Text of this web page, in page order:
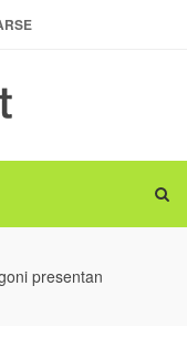
presentan